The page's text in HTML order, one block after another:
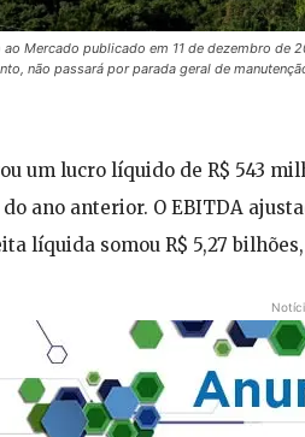
Mercado publicado em 11 de dezembro de
não passará por parada geral de
um lucro líquido de R$ 543
ano anterior. O EBITDA
líquida somou R$ 5,27